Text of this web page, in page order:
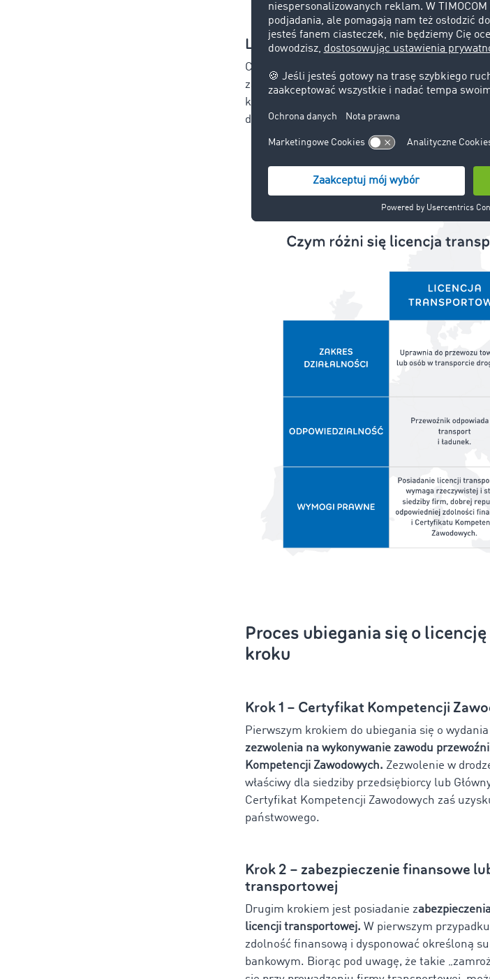
Licencja transportowa a spedycyjna –
Choć licencja transportowa i spedycyjna
zakresem działalności, odpowiedzialnością
każdą z nich otrzymać. Wcześniej
do przewozu towarów, a licencja spedycyjna –
Proces ubiegania się o
kroku
Krok 1 – Certyfikat Kompetencji
Pierwszym krokiem do ubiegania się o
zezwolenia na wykonywanie zawodu
Kompetencji Zawodowych. Zezwolenie w
właściwy dla siedziby przedsiębiorcy lub
Certyfikat Kompetencji Zawodowych zaś
państwowego.
Krok 2 – zabezpieczenie finansowe
transportowej
Drugim krokiem jest posiadanie z
licencji transportowej. W pierwszym
zdolność finansową i dysponować określoną
bankowym. Biorąc pod uwagę, że takie